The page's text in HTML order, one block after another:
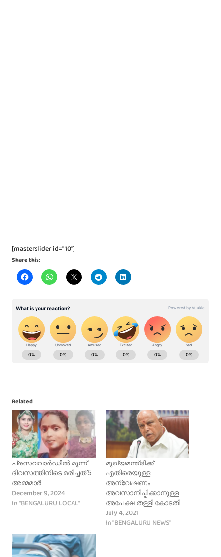
[masterslider id="10"]
Share this:
Related
പ്രസവവാർഡില്‍ മൂന്ന്
ദിവസത്തിനിടെ മരിച്ചത് 5
അമ്മമാർ
December 9, 2024
In "BENGALURU LOCAL"
മുഖ്യമന്ത്രിക്ക്
എതിരെയുള്ള
അന്വേഷണം
അവസാനിപ്പിക്കാനുള്ള
അപേക്ഷ തള്ളി കോടതി.
July 4, 2021
In "BENGALURU NEWS"